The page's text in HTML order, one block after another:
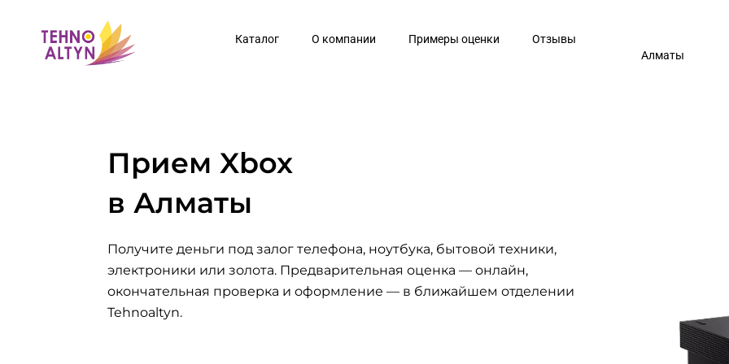
содержимому
Каталог О компании Примеры оценки
Отзывы
Алматы
Прием Xbox
в Алматы
Получите деньги под залог телефона, ноутбука, бытовой техники,
электроники или золота. Предварительная оценка — онлайн,
окончательная проверка и оформление — в ближайшем отделении
Tehnoaltyn.